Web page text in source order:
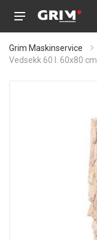
Grim Maskinservice
Vedsekk 60 l. 60x80 cm